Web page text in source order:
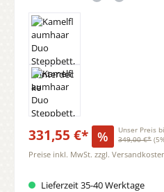
331,55 €* %
Unser Preis
349,00 €*
Preise inkl. MwSt. zzgl.
Lieferzeit 35-40 Werktage